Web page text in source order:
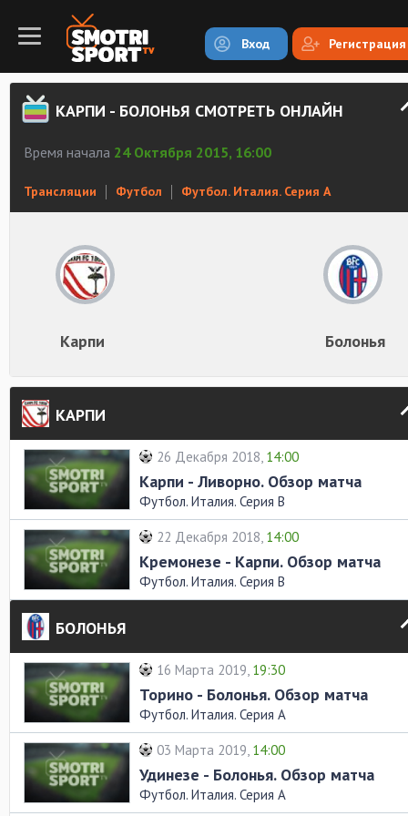
Вход Регистрация
КАРПИ - БОЛОНЬЯ СМОТРЕТЬ ОНЛАЙН
Время начала 24 Октября 2015, 16:00
Трансляции Футбол Футбол. Италия. Серия А
Карпи Болонья
КАРПИ
26 Декабря 2018, 14:00
Карпи - Ливорно. Обзор матча
Футбол. Италия. Серия В
22 Декабря 2018, 14:00
Кремонезе - Карпи. Обзор матча
Футбол. Италия. Серия В
БОЛОНЬЯ
16 Марта 2019, 19:30
Торино - Болонья. Обзор матча
Футбол. Италия. Серия А
03 Марта 2019, 14:00
Удинезе - Болонья. Обзор матча
Футбол. Италия. Серия А